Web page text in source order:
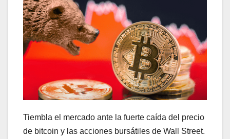
Tiembla el mercado ante la fuerte caída del precio
de bitcoin y las acciones bursátiles de Wall Street.